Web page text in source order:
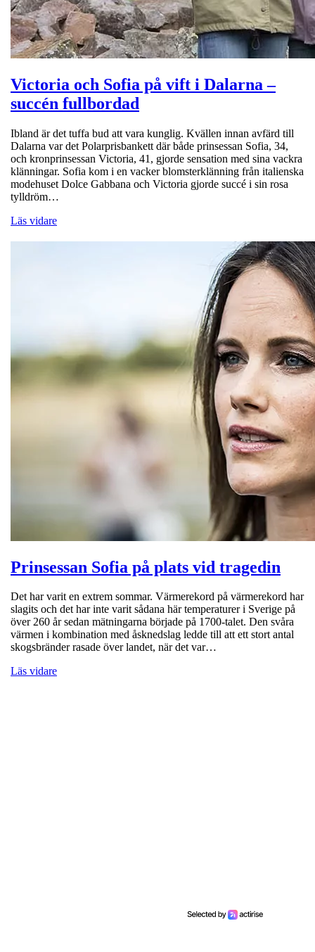
Victoria och Sofia på vift i Dalarna –
succén fullbordad
Ibland är det tuffa bud att vara kunglig. Kvällen innan avfärd till
Dalarna var det Polarprisbankett där både prinsessan Sofia, 34,
och kronprinsessan Victoria, 41, gjorde sensation med sina vackra
klänningar. Sofia kom i en vacker blomsterklänning från italienska
modehuset Dolce Gabbana och Victoria gjorde succé i sin rosa
tylldröm…
Läs vidare
Prinsessan Sofia på plats vid tragedin
Det har varit en extrem sommar. Värmerekord på värmerekord har
slagits och det har inte varit sådana här temperaturer i Sverige på
över 260 år sedan mätningarna började på 1700-talet. Den svåra
värmen i kombination med åsknedslag ledde till att ett stort antal
skogsbränder rasade över landet, när det var…
Läs vidare